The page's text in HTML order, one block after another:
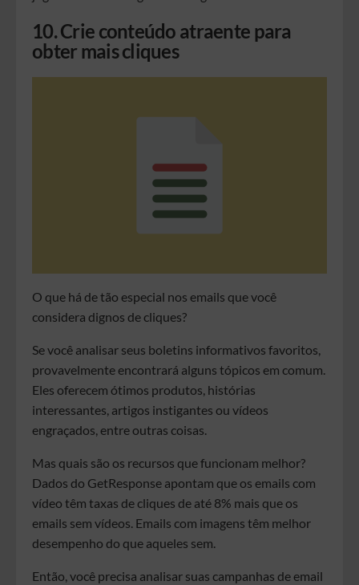
10. Crie conteúdo atraente para
obter mais cliques
O que há de tão especial nos emails que você
considera dignos de cliques?
Se você analisar seus boletins informativos favoritos,
provavelmente encontrará alguns tópicos em comum.
Eles oferecem ótimos produtos, histórias
interessantes, artigos instigantes ou vídeos
engraçados, entre outras coisas.
Mas quais são os recursos que funcionam melhor?
Dados do GetResponse apontam que os emails com
vídeo têm taxas de cliques de até 8% mais que os
emails sem vídeos. Emails com imagens têm melhor
desempenho do que aqueles sem.
Então, você precisa analisar suas campanhas de email